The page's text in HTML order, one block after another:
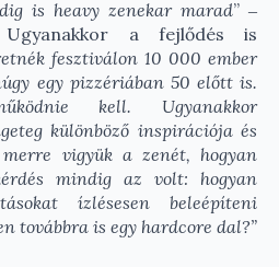
is heavy zenekar marad” ‒
Ugyanakkor a fejlődés is
fesztiválon 10 000 ember
egy pizzériában 50 előtt is.
kell. Ugyanakkor
különböző inspirációja és
vigyük a zenét, hogyan
mindig az volt: hogyan
ízlésesen beleépíteni
továbbra is egy hardcore dal?”